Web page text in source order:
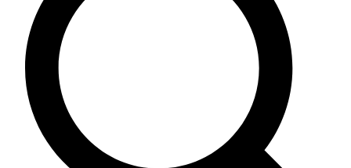
На GG.Store вы договариваетесь напрямую с другими
игроками Black Desert об объёме и сроках прокачки.